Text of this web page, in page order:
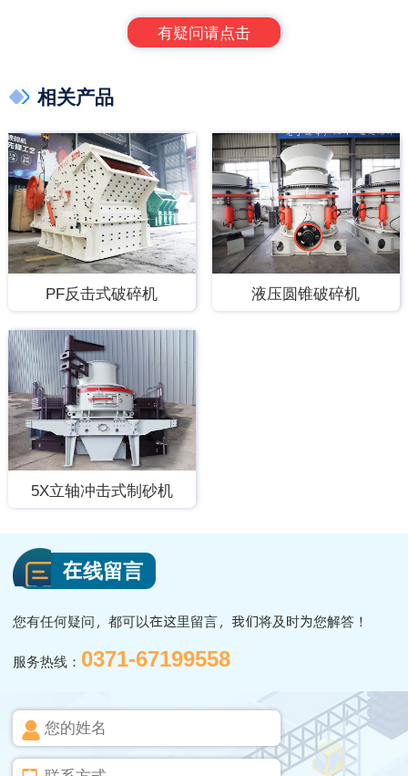
有疑问请点击
相关产品
PF反击式破碎机 液压圆锥破碎机
5X立轴冲击式制砂机
在线留言
您有任何疑问，都可以在这里留言，我们将及时为您解答！
服务热线： 0371-67199558